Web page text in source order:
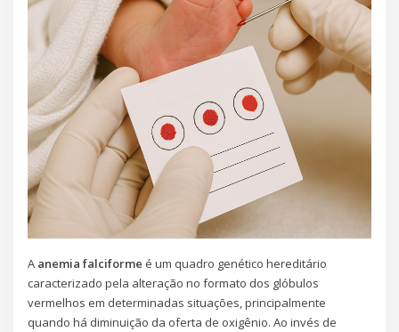
A anemia falciforme é um quadro genético hereditário
caracterizado pela alteração no formato dos glóbulos
vermelhos em determinadas situações, principalmente
quando há diminuição da oferta de oxigênio. Ao invés de